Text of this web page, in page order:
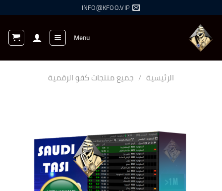
للمحتوى
INFO@KFOO.VIP
Menu
الرئيسية / جميع منتجات كفو الرقمية